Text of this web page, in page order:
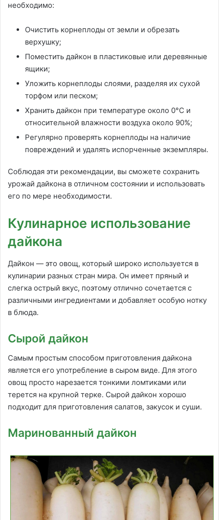
необходимо:
Очистить корнеплоды от земли и обрезать
верхушку;
Поместить дайкон в пластиковые или деревянные
ящики;
Уложить корнеплоды слоями, разделяя их сухой
торфом или песком;
Хранить дайкон при температуре около 0°C и
относительной влажности воздуха около 90%;
Регулярно проверять корнеплоды на наличие
повреждений и удалять испорченные экземпляры.
Соблюдая эти рекомендации, вы сможете сохранить
урожай дайкона в отличном состоянии и использовать
его по мере необходимости.
Кулинарное использование
дайкона
Дайкон — это овощ, который широко используется в
кулинарии разных стран мира. Он имеет пряный и
слегка острый вкус, поэтому отлично сочетается с
различными ингредиентами и добавляет особую нотку
в блюда.
Сырой дайкон
Самым простым способом приготовления дайкона
является его употребление в сыром виде. Для этого
овощ просто нарезается тонкими ломтиками или
терется на крупной терке. Сырой дайкон хорошо
подходит для приготовления салатов, закусок и суши.
Маринованный дайкон